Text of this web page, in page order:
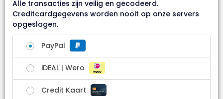
Alle transacties zijn veilig en gecodeerd.
Creditcardgegevens worden nooit op onze servers
opgeslagen.
PayPal
iDEAL | Wero
Credit Kaart